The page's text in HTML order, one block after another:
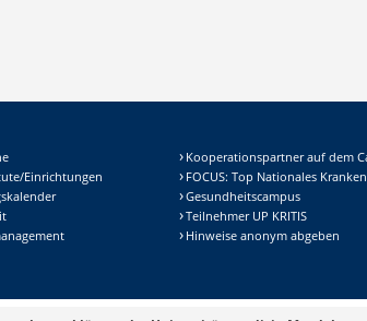
Einrichtungen
Kooperationspartner auf dem
FOCUS: Top Nationales
Gesundheitscampus
Teilnehmer UP KRITIS
Hinweise anonym abgeben